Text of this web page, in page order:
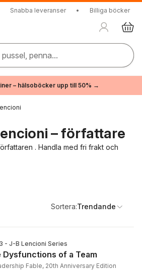
Snabba leveranser • Billiga böcker
penna...
– hälsoböcker upp till 50% →
– författare
. Handla med fri frakt och
Sortera:Trendande
- J-B Lencioni Series
Dysfunctions of a Team
Fable, 20th Anniversary Edition